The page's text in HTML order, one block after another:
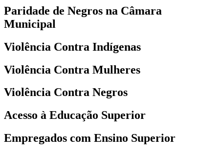
Paridade de Negros na Câmara
Municipal
Violência Contra Indígenas
Violência Contra Mulheres
Violência Contra Negros
Acesso à Educação Superior
Empregados com Ensino Superior